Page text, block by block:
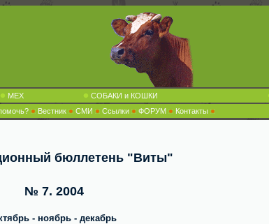
МЕХ СОБАКИ и КОШКИ
Вестник СМИ Ссылки ФОРУМ Контакты
бюллетень "Виты"
№ 7. 2004
- ноябрь - декабрь